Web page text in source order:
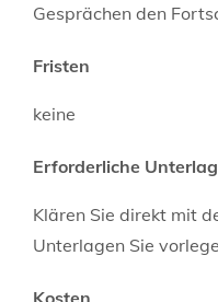
Gesprächen den
Fristen
keine
Erforderliche
Klären Sie direkt mit
Unterlagen Sie
Kosten